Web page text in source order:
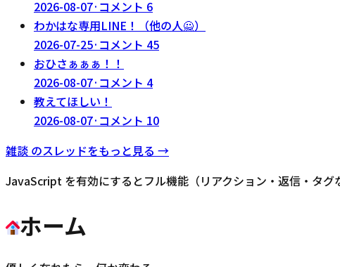
2026-08-07· コメント 6
わかはな専用LINE！（他の人🙅）
2026-07-25· コメント 45
おひさぁぁぁ！！
2026-08-07· コメント 4
教えてほしい！
2026-08-07· コメント 10
雑談 のスレッドをもっと見る →
JavaScript を有効にするとフル機能（リアクション・返信・タグ
ホーム